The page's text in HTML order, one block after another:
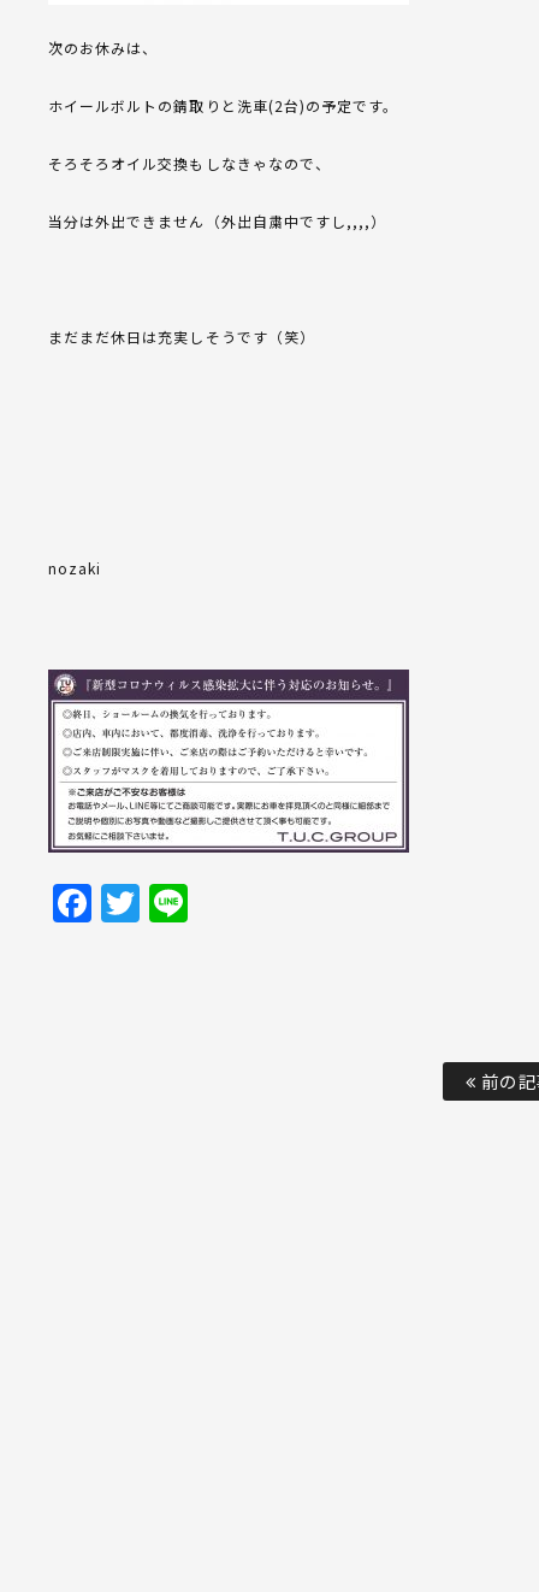
次のお休みは、
ホイールボルトの錆取りと洗車(2台)の予定です。
そろそろオイル交換もしなきゃなので、
当分は外出できません（外出自粛中ですし,,,,）
まだまだ休日は充実しそうです（笑）
nozaki
Facebook
Twitter
前の